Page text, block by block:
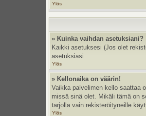
Ylös
» Kuinka vaihdan asetuksiani?
Kaikki asetuksesi (Jos olet
asetuksiasi.
Ylös
» Kellonaika on väärin!
Vaikka palvelimen kello saattaa
missä sinä olet. Mikäli tämä on
tarjolla vain rekisteröityneille
Ylös